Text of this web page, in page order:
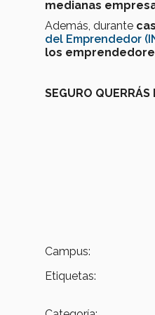
medianas
Además, durante
del Emprendedor
los
SEGURO QUERRÁS
Campus:
Etiquetas: